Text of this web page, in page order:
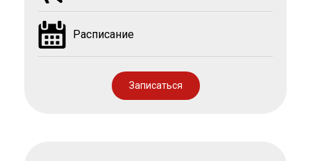
Расписание
Записаться